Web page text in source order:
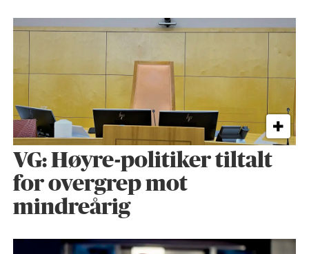
VG: Høyre-politiker tiltalt
for overgrep mot
mindreårig